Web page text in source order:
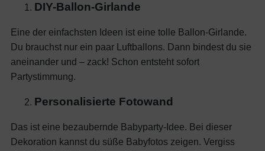
DIY-Ballon-Girlande
Eine der einfachsten Ideen ist eine tolle Ballon-Girlande.
Du brauchst nur ein paar Luftballons. Dann bindest du sie
aneinander und – zack! Schon entsteht sofort
Partystimmung.
Personalisierte Fotowand
Das ist eine bezaubernde Babyparty-Idee. Bei dieser
Dekoration kannst du süße Babyfotos zeigen. Vergiss